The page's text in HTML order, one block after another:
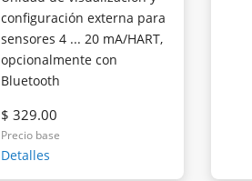
configuración externa para
sensores 4 ... 20 mA/HART,
opcionalmente con
Bluetooth
$ 329.00
Precio base
Detalles